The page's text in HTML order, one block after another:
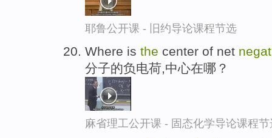
耶鲁公开课 - 旧约导论课程节选
Where is the center of net
分子的负电荷,中心在哪？
麻省理工公开课 - 固态化学导论课程节